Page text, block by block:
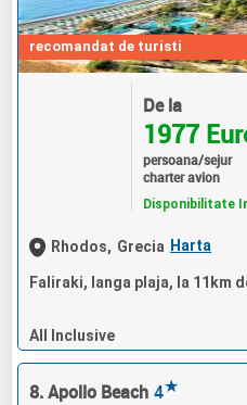
recomandat de turisti
De la
1977
persoana/sejur
charter avion
Disponibilitate
Rhodos, Grecia Harta
Faliraki, langa plaja, la 11km
All Inclusive
8. Apollo Beach 4★